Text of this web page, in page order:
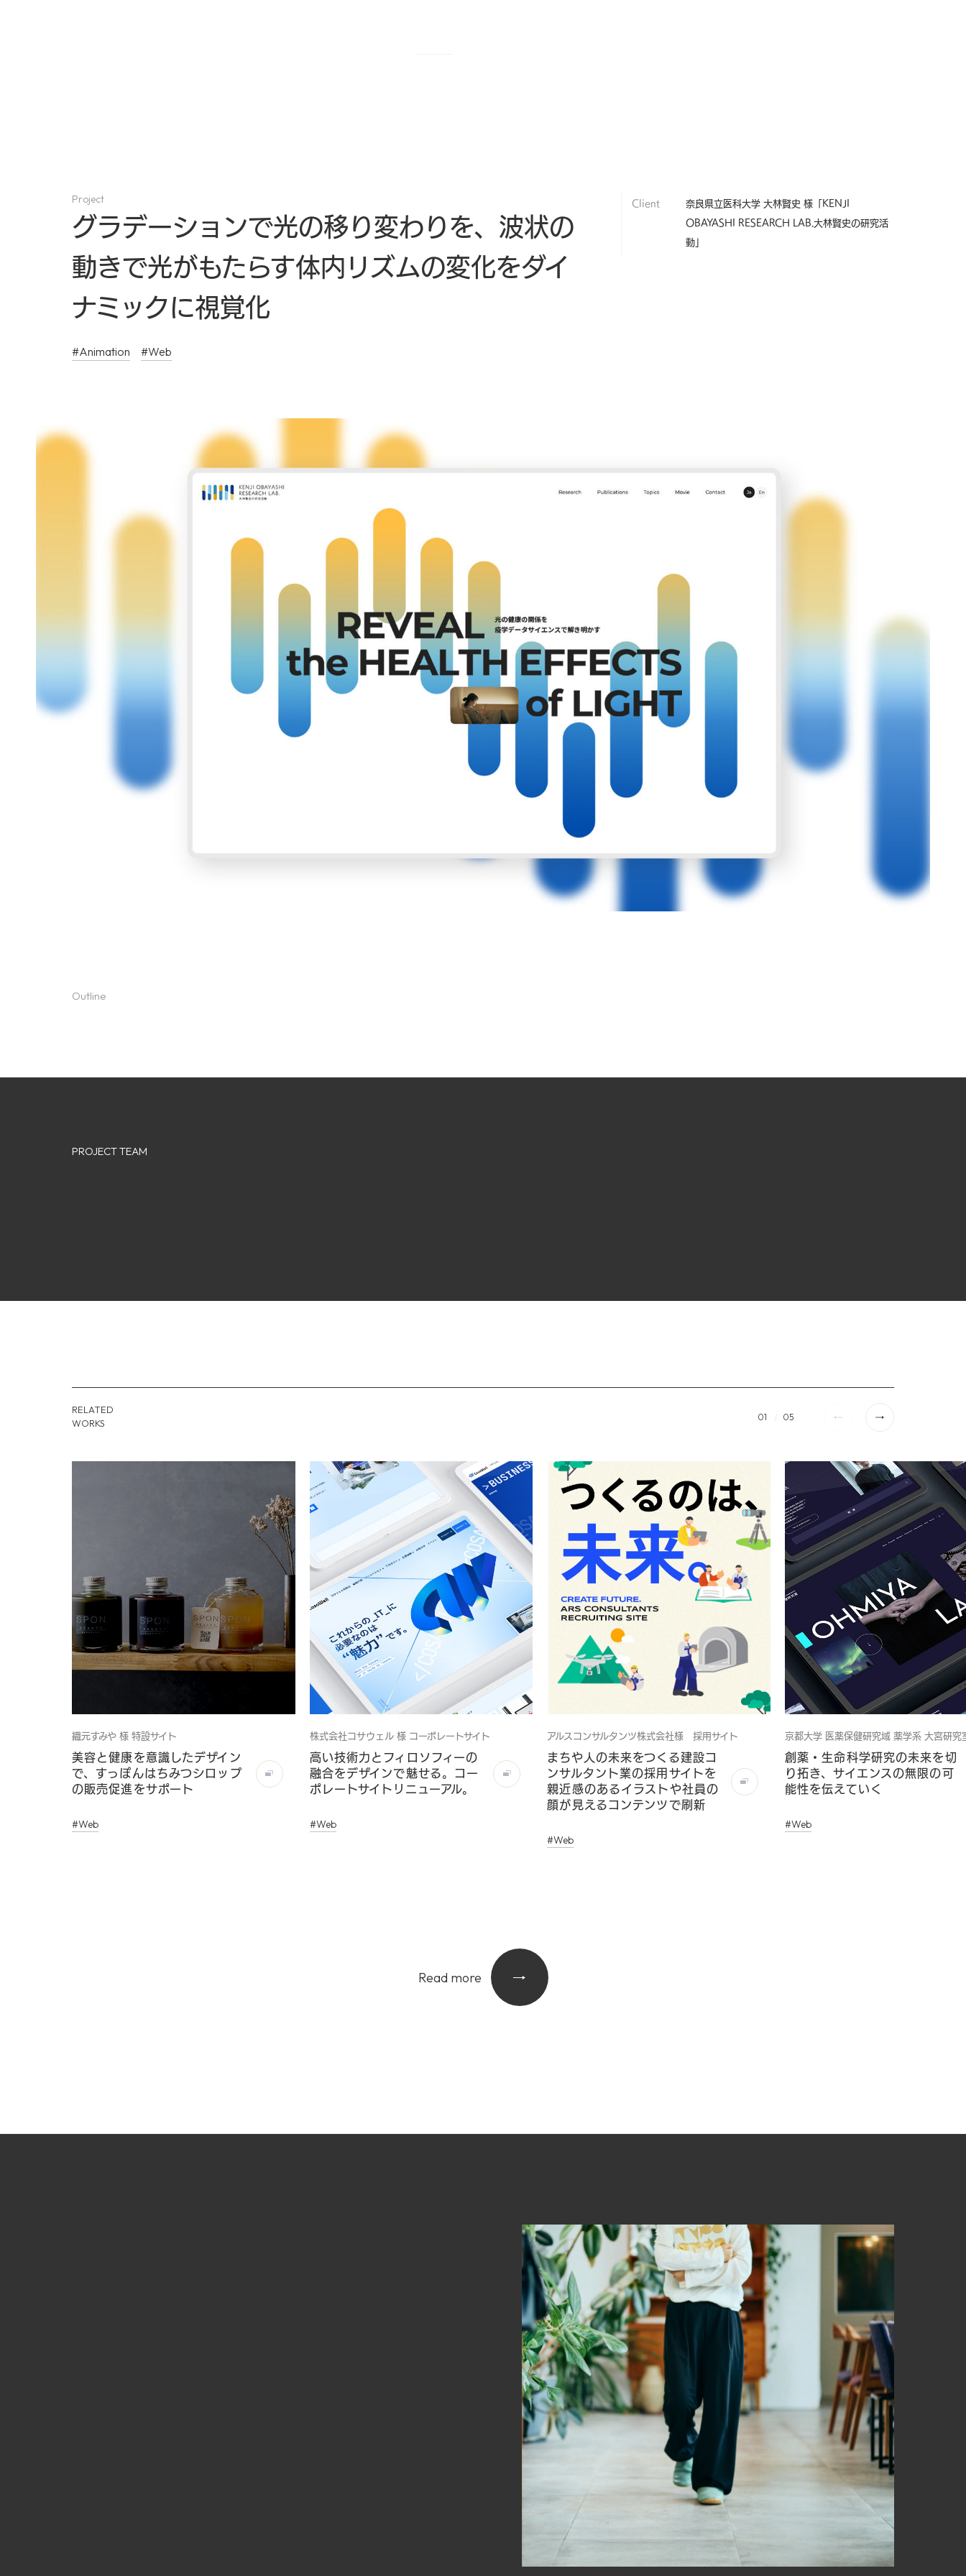
Project
グラデーションで光の移り変わりを、波状の
動きで光がもたらす体内リズムの変化をダイ
ナミックに視覚化
#Animation #Web
Client 奈良県立医科大学 大林賢史 様「KENJI
OBAYASHI RESEARCH LAB.大林賢史の研究活
動」
Outline
PROJECT TEAM
RELATED
WORKS
01 05
織元すみや 様 特設サイト
美容と健康を意識したデザイン
で、すっぽんはちみつシロップ
の販売促進をサポート
#Web
株式会社コサウェル 様 コーポレートサイト
高い技術力とフィロソフィーの
融合をデザインで魅せる。コー
ポレートサイトリニューアル。
#Web
アルスコンサルタンツ株式会社様 採用サイト
まちや人の未来をつくる建設コ
ンサルタント業の採用サイトを
親近感のあるイラストや社員の
顔が見えるコンテンツで刷新
#Web
京都大学 医薬保健研究域 薬学系 大宮研究
創薬・生命科学研究の未来を切
り拓き、サイエンスの無限の可
能性を伝えていく
#Web
Read more